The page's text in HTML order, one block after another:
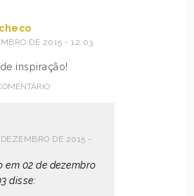
DE 2015 - 12:03
inspiração!
DE 2015 -
em 02 de dezembro
disse: